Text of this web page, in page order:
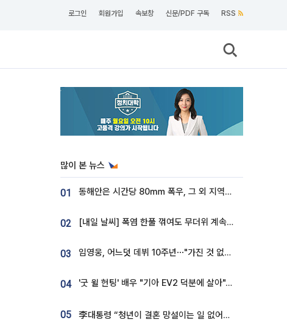
로그인 회원가입 속보창 신문/PDF 구독 RSS
많이 본 뉴스
01 동해안은 시간당 80㎜ 폭우, 그 외 지역은 폭염…‘극과 극 날씨’
02 [내일 날씨] 폭염 한풀 꺾여도 무더위 계속⋯동해안 이틀 연속 비
03 임영웅, 어느덧 데뷔 10주년⋯"가진 것 없던 시절, 내 앞엔 20명의 팬뿐"
04 '굿 윌 헌팅' 배우 "기아 EV2 덕분에 살아"…교통사고 후 안전성 극찬
05 李대통령 “청년이 결혼 망설이는 일 없어야...제도상 불이익 조사”